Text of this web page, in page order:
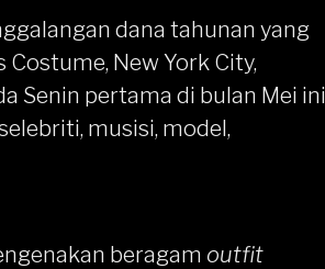
dana tahunan yang
New York City,
Senin pertama di bulan Mei ini
musisi, model,
beragam outfit